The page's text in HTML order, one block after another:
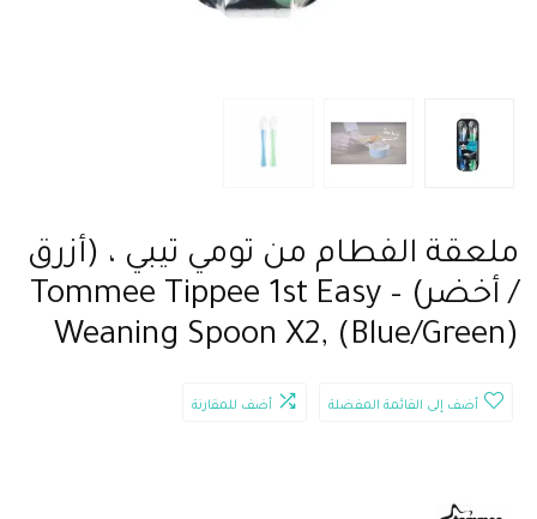
ملعقة الفطام من تومي تيبي ، (أزرق
/ أخضر) – Tommee Tippee 1st Easy
Weaning Spoon X2, (Blue/Green)
أضف إلى القائمة المفضلة أضف للمقارنة